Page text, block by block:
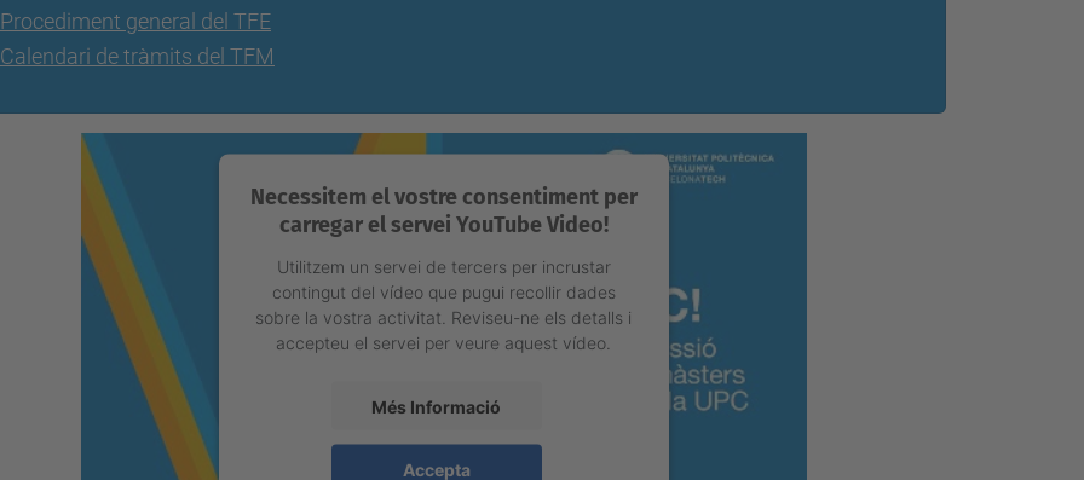
Procediment general del TFE
Calendari de tràmits del TFM
Necessitem el vostre consentiment per
carregar el servei YouTube Video!
Utilitzem un servei de tercers per incrustar
contingut del vídeo que pugui recollir dades
sobre la vostra activitat. Reviseu-ne els detalls i
accepteu el servei per veure aquest vídeo.
Més Informació
Accepta